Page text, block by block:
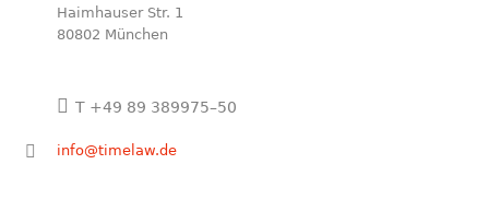
Haimhauser Str. 1
80802 München
T +49 89 389975–50
info@timelaw.de